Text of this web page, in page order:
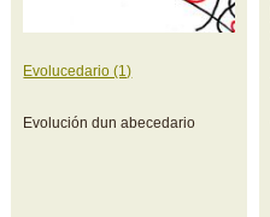
Evolucedario (1)
Evolución dun abecedario